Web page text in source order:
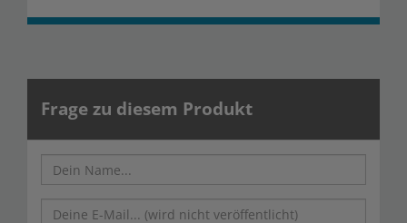
Frage zu diesem Produkt